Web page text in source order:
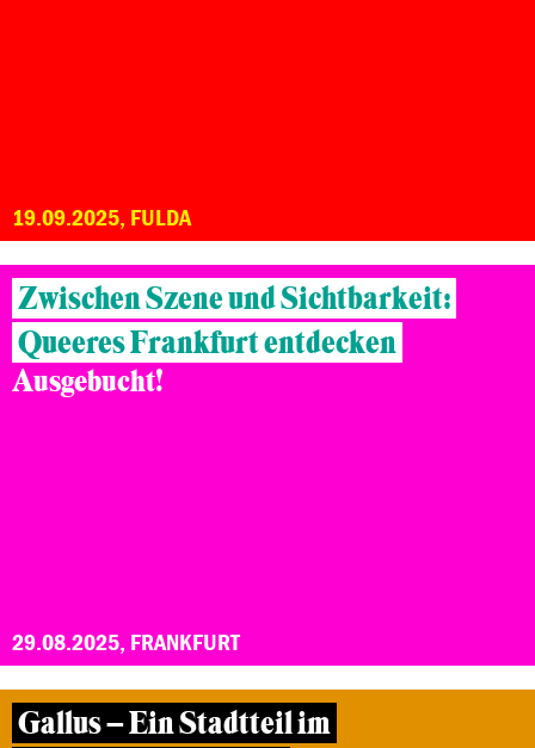
19.09.2025, FULDA
Zwischen Szene und Sichtbarkeit:
Queeres Frankfurt entdecken
Ausgebucht!
29.08.2025, FRANKFURT
Gallus – Ein Stadtteil im